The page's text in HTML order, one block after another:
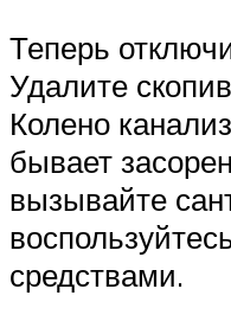
Теперь
Удалите
Колено
бывает
вызывайте
средствами.